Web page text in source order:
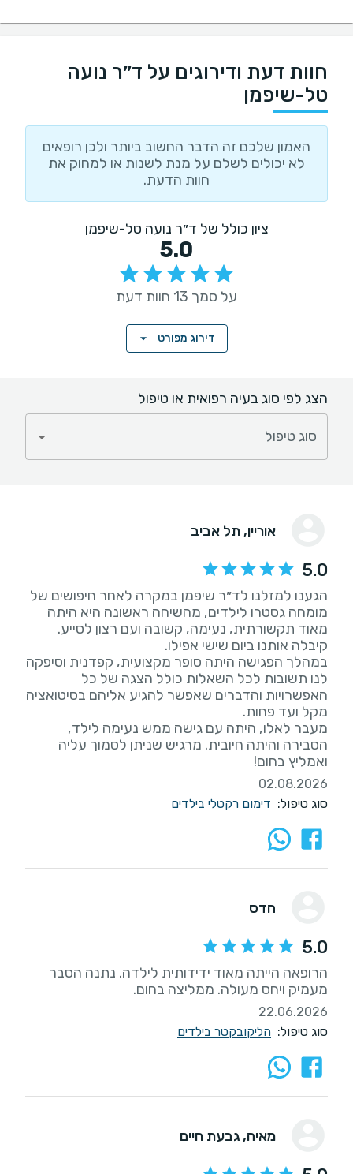
חוות דעת ודירוגים על ד״ר נועה
טל-שיפמן
האמון שלכם זה הדבר החשוב ביותר ולכן רופאים
לא יכולים לשלם על מנת לשנות או למחוק את
חוות הדעת.
ציון כולל של ד״ר נועה טל-שיפמן
5.0
על סמך 13 חוות דעת
דירוג מפורט
הצג לפי סוג בעיה רפואית או טיפול
סוג טיפול
אוריין, תל אביב
5.0
הגענו למזלנו לד״ר שיפמן במקרה לאחר חיפושים של
מומחה גסטרו לילדים, מהשיחה ראשונה היא היתה
מאוד תקשורתית, נעימה, קשובה ועם רצון לסייע.
במהלך הפגישה היתה סופר מקצועית, קפדנית וסיפקה
לנו תשובות לכל השאלות כולל הצגה של כל
האפשרויות והדברים שאפשר להגיע אליהם בסיטואציה
מעבר לאלו, היתה עם גישה ממש נעימה לילד,
הסבירה והיתה חיובית. מרגיש שניתן לסמוך עליה
ואמליץ בחום!
02.08.2026
סוג טיפול: דימום רקטלי בילדים
הדס
5.0
הרופאה הייתה מאוד ידידותית לילדה. נתנה הסבר
מעמיק ויחס מעולה. ממליצה בחום.
22.06.2026
סוג טיפול: הליקובקטר בילדים
מאיה, גבעת חיים